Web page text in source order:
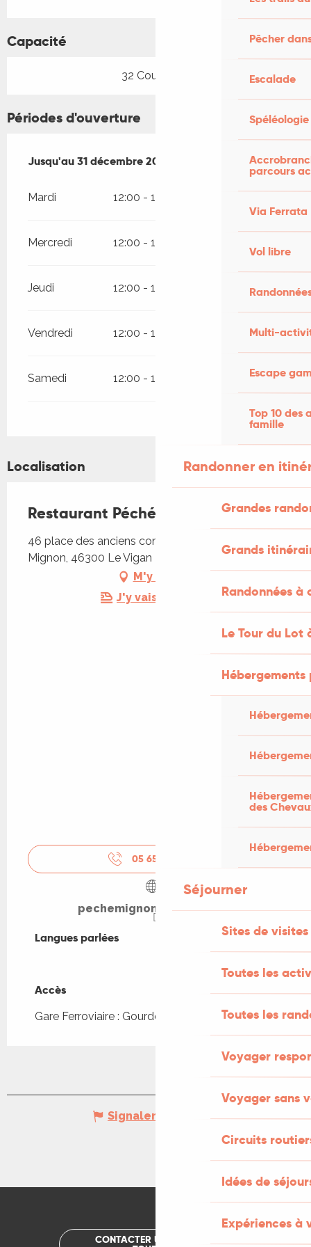
Pêcher
Escalade
Spéléologie
parcours
Via Ferrata
Vol libre
Multi-
Escape
Top 10 des
famille
Randonner en
Grandes
Grands
Randonnées
Le Tour du Lot
des
Séjourner
Sites de visites
Toutes les
Toutes les
Voyager
Voyager sans
Circuits
Idées de
Expériences à
Capacité
32 Couvert(s)
Périodes d'ouverture
Du2 janvier 2026au31 décembre 2026
Jusqu'au31 décembre 2026
Mardi 12:00 - 14:00
Mercredi 12:00 - 14:00
Jeudi 12:00 - 14:00
Vendredi 12:00 - 14:00
Samedi 12:00 - 14:00
Localisation
Restaurant Péché Mignon
46 place des anciens combattants Péché
Mignon, 46300 Le Vigan
M'y rendre
J'y vais en train !
05 65 32 64
pechemignon46.metro.bar
Langues parlées
Langues parlées
Accès
Accès
Gare Ferroviaire : Gourdon à 5km
Signaler une erreur
CONTACTER UN OFFICE DE